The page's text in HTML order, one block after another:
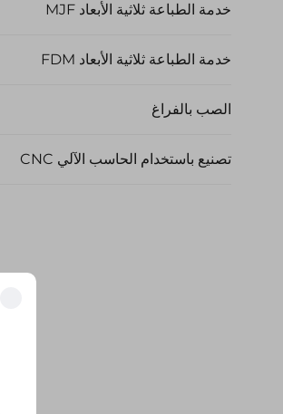
خدمة الطباعة ثلاثية الأبعاد MJF
خدمة الطباعة ثلاثية الأبعاد FDM
الصب بالفراغ
تصنيع باستخدام الحاسب الآلي CNC